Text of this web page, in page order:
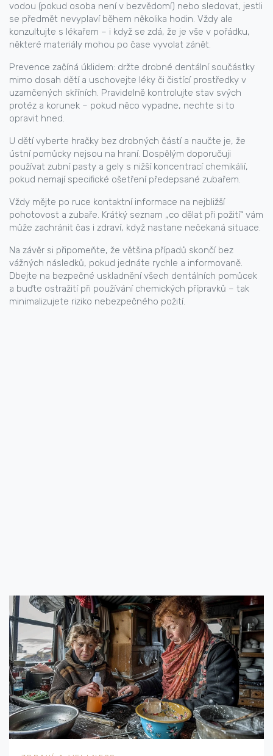
vodou (pokud osoba není v bezvědomí) nebo sledovat, jestli
se předmět nevyplaví během několika hodin. Vždy ale
konzultujte s lékařem – i když se zdá, že je vše v pořádku,
některé materiály mohou po čase vyvolat zánět.
Prevence začíná úklidem: držte drobné dentální součástky
mimo dosah dětí a uschovejte léky či čistící prostředky v
uzamčených skříních. Pravidelně kontrolujte stav svých
protéz a korunek – pokud něco vypadne, nechte si to
opravit hned.
U dětí vyberte hračky bez drobných částí a naučte je, že
ústní pomůcky nejsou na hraní. Dospělým doporučuji
používat zubní pasty a gely s nižší koncentrací chemikálií,
pokud nemají specifické ošetření předepsané zubařem.
Vždy mějte po ruce kontaktní informace na nejbližší
pohotovost a zubaře. Krátký seznam „co dělat při požití“ vám
může zachránit čas i zdraví, když nastane nečekaná situace.
Na závěr si připomeňte, že většina případů skončí bez
vážných následků, pokud jednáte rychle a informovaně.
Dbejte na bezpečné uskladnění všech dentálních pomůcek
a buďte ostražití při používání chemických přípravků – tak
minimalizujete riziko nebezpečného požití.